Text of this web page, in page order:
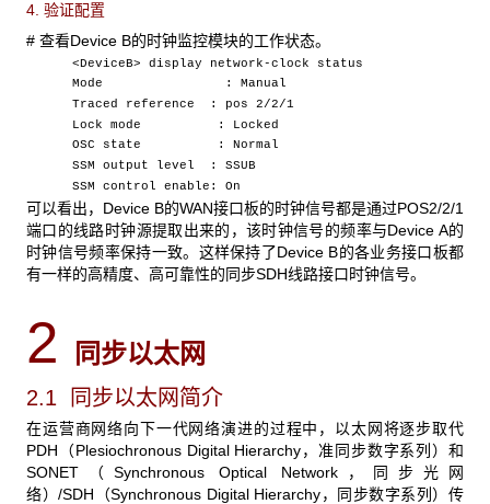
4. 验证配置
# 查看Device B的时钟监控模块的工作状态。
<DeviceB> display network-clock status
Mode : Manual
Traced reference : pos 2/2/1
Lock mode : Locked
OSC state : Normal
SSM output level : SSUB
SSM control enable: On
可以看出，Device B的WAN接口板的时钟信号都是通过POS2/2/1
端口的线路时钟源提取出来的，该时钟信号的频率与Device A的
时钟信号频率保持一致。这样保持了Device B的各业务接口板都
有一样的高精度、高可靠性的同步SDH线路接口时钟信号。
2 同步以太网
2.1 同步以太网简介
在运营商网络向下一代网络演进的过程中，以太网将逐步取代
PDH （Plesiochronous Digital Hierarchy，准同步数字系列）和
SONET（Synchronous Optical Network，同步光网
络）/SDH（Synchronous Digital Hierarchy，同步数字系列）传